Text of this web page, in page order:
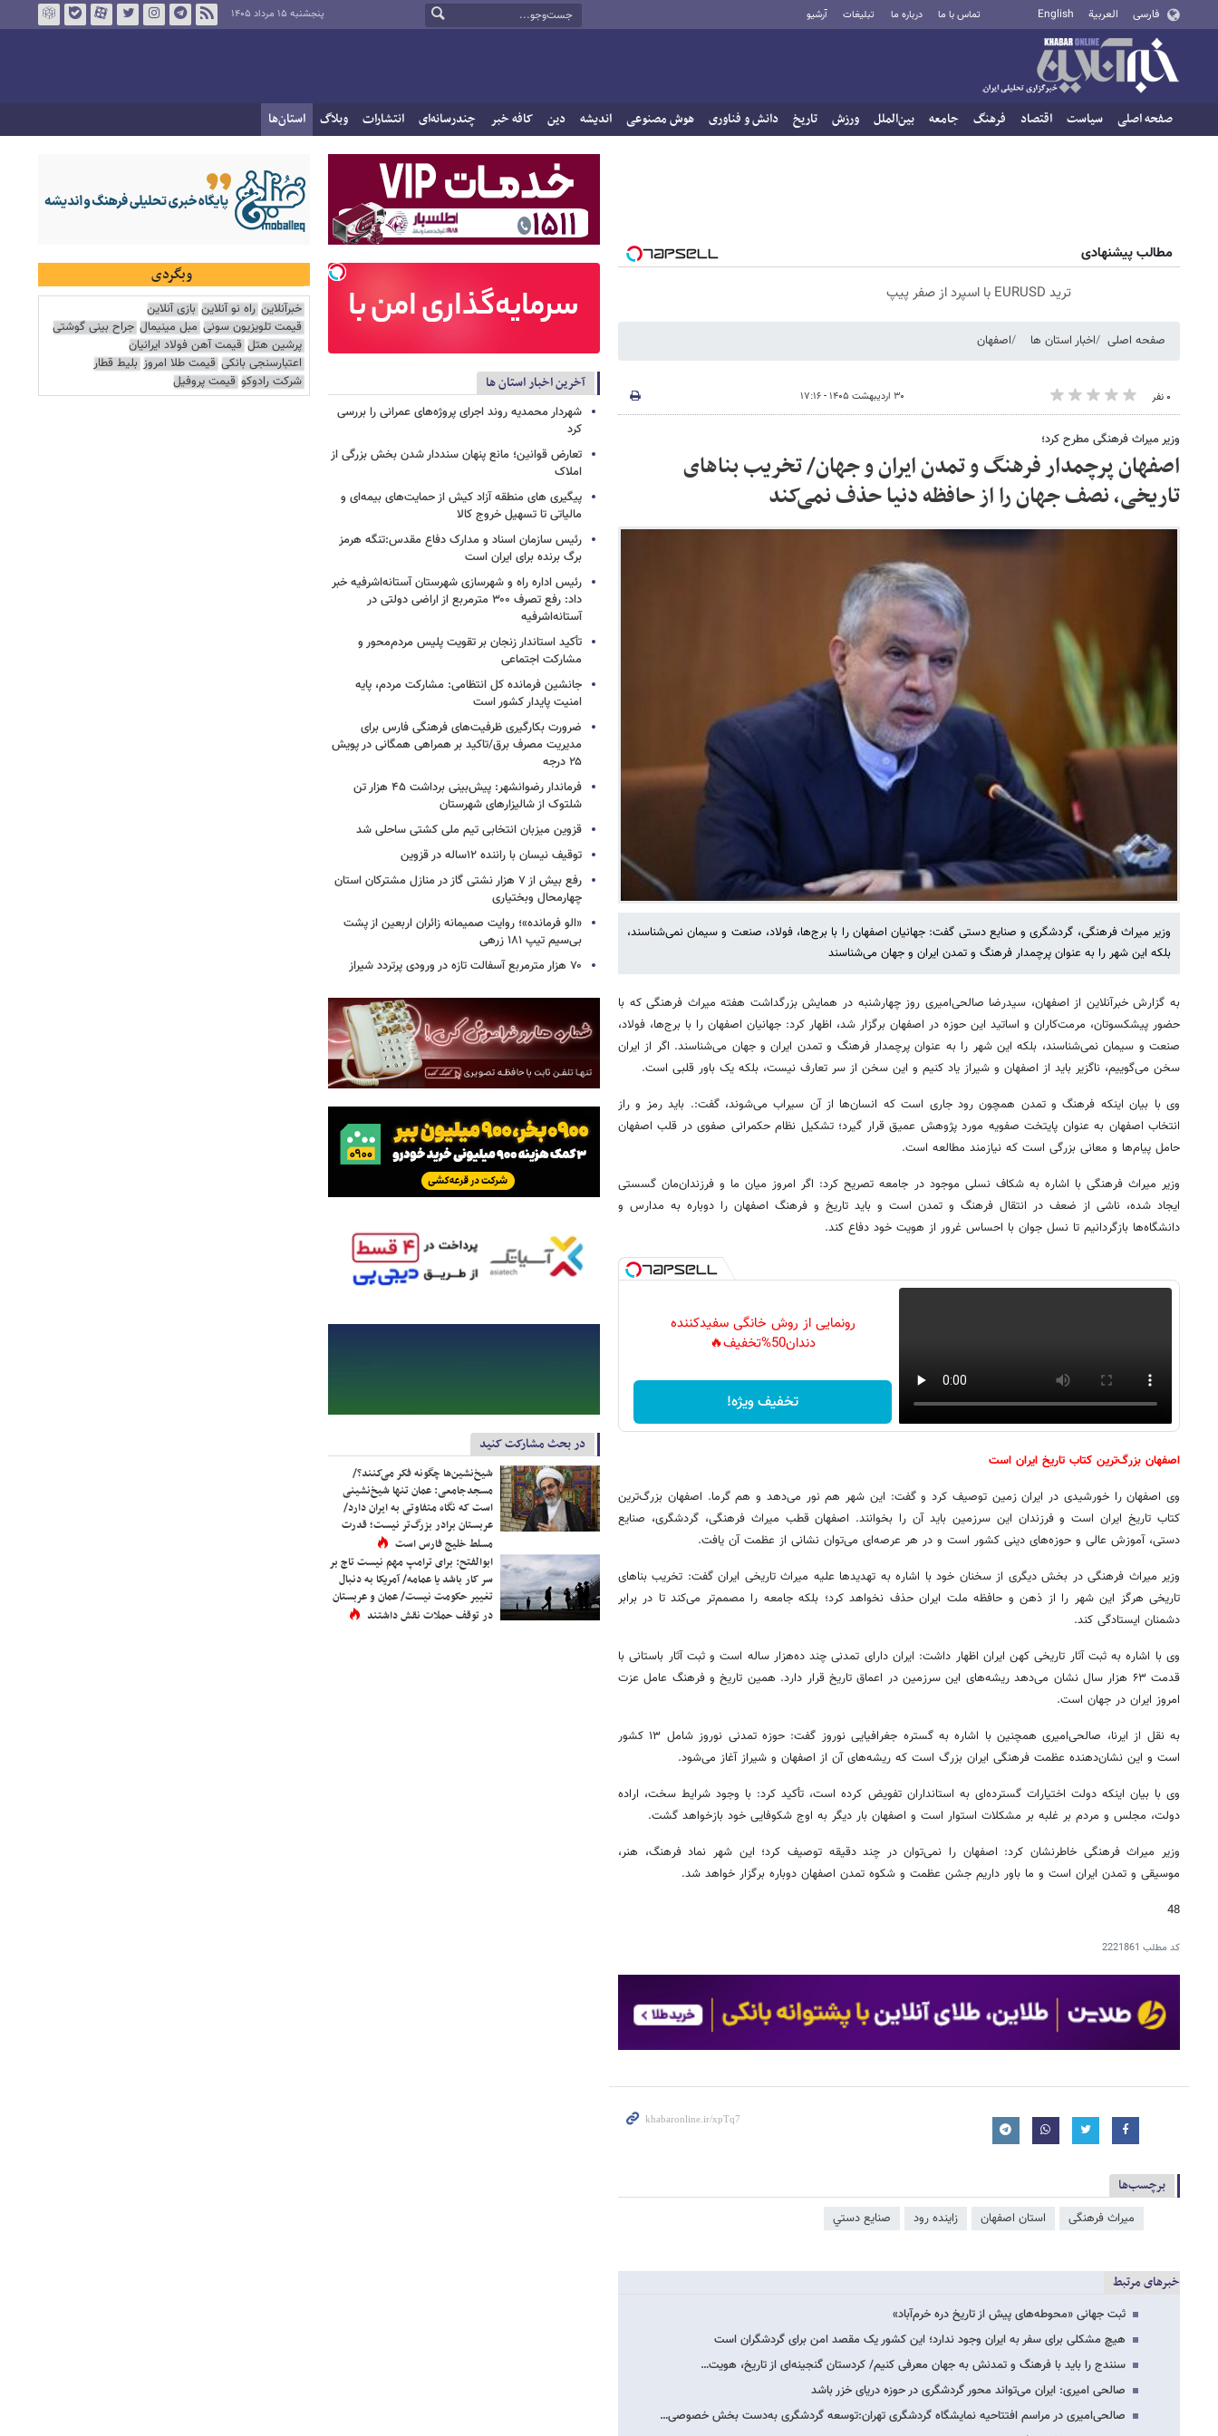
فارسی العربية English تماس با ما درباره ما تبلیغات آرشیو پنجشنبه ۱۵ مرداد ۱۴۰۵
صفحه اصلی سیاست اقتصاد فرهنگ جامعه بین‌الملل ورزش تاریخ دانش و فناوری هوش مصنوعی اندیشه دین کافه خبر چندرسانه‌ای انتشارات وبلاگ استان‌ها
مطالب پیشنهادی
ترید EURUSD با اسپرد از صفر پیپ
صفحه اصلی اخبار استان ها اصفهان
۰ نفر ۳۰ اردیبهشت ۱۴۰۵ - ۱۷:۱۶
وزیر میراث فرهنگی مطرح کرد؛
اصفهان پرچمدار فرهنگ و تمدن ایران و جهان/ تخریب بناهای
تاریخی، نصف جهان را از حافظه دنیا حذف نمی‌کند
وزیر میراث فرهنگی، گردشگری و صنایع دستی گفت: جهانیان اصفهان را با برج‌ها، فولاد، صنعت و سیمان نمی‌شناسند،
بلکه این شهر را به عنوان پرچمدار فرهنگ و تمدن ایران و جهان می‌شناسند
به گزارش خبرآنلاین از اصفهان، سیدرضا صالحی‌امیری روز چهارشنبه در همایش بزرگداشت هفته میراث فرهنگی که با
حضور پیشکسوتان، مرمت‌کاران و اساتید این حوزه در اصفهان برگزار شد، اظهار کرد: جهانیان اصفهان را با برج‌ها، فولاد،
صنعت و سیمان نمی‌شناسند، بلکه این شهر را به عنوان پرچمدار فرهنگ و تمدن ایران و جهان می‌شناسند. اگر از ایران
سخن می‌گوییم، ناگزیر باید از اصفهان و شیراز یاد کنیم و این سخن از سر تعارف نیست، بلکه یک باور قلبی است.
وی با بیان اینکه فرهنگ و تمدن همچون رود جاری است که انسان‌ها از آن سیراب می‌شوند، گفت:. باید رمز و راز
انتخاب اصفهان به عنوان پایتخت صفویه مورد پژوهش عمیق قرار گیرد؛ تشکیل نظام حکمرانی صفوی در قلب اصفهان
حامل پیام‌ها و معانی بزرگی است که نیازمند مطالعه است.
وزیر میراث فرهنگی با اشاره به شکاف نسلی موجود در جامعه تصریح کرد: اگر امروز میان ما و فرزندان‌مان گسستی
ایجاد شده، ناشی از ضعف در انتقال فرهنگ و تمدن است و باید تاریخ و فرهنگ اصفهان را دوباره به مدارس و
دانشگاه‌ها بازگردانیم تا نسل جوان با احساس غرور از هویت خود دفاع کند.
رونمایی از روش خانگی سفیدکننده
دندان50%تخفیف🔥
تخفیف ویژه!
اصفهان بزرگ‌ترین کتاب تاریخ ایران است
وی اصفهان را خورشیدی در ایران زمین توصیف کرد و گفت: این شهر هم نور می‌دهد و هم گرما. اصفهان بزرگ‌ترین
کتاب تاریخ ایران است و فرزندان این سرزمین باید آن را بخوانند. اصفهان قطب میراث فرهنگی، گردشگری، صنایع
دستی، آموزش عالی و حوزه‌های دینی کشور است و در هر عرصه‌ای می‌توان نشانی از عظمت آن یافت.
وزیر میراث فرهنگی در بخش دیگری از سخنان خود با اشاره به تهدیدها علیه میراث تاریخی ایران گفت: تخریب بناهای
تاریخی هرگز این شهر را از ذهن و حافظه ملت ایران حذف نخواهد کرد؛ بلکه جامعه را مصمم‌تر می‌کند تا در برابر
دشمنان ایستادگی کند.
وی با اشاره به ثبت آثار تاریخی کهن ایران اظهار داشت: ایران دارای تمدنی چند ده‌هزار ساله است و ثبت آثار باستانی با
قدمت ۶۳ هزار سال نشان می‌دهد ریشه‌های این سرزمین در اعماق تاریخ قرار دارد. همین تاریخ و فرهنگ عامل عزت
امروز ایران در جهان است.
به نقل از ایرنا، صالحی‌امیری همچنین با اشاره به گستره جغرافیایی نوروز گفت: حوزه تمدنی نوروز شامل ۱۳ کشور
است و این نشان‌دهنده عظمت فرهنگی ایران بزرگ است که ریشه‌های آن از اصفهان و شیراز آغاز می‌شود.
وی با بیان اینکه دولت اختیارات گسترده‌ای به استانداران تفویض کرده است، تأکید کرد: با وجود شرایط سخت، اراده
دولت، مجلس و مردم بر غلبه بر مشکلات استوار است و اصفهان بار دیگر به اوج شکوفایی خود بازخواهد گشت.
وزیر میراث فرهنگی خاطرنشان کرد: اصفهان را نمی‌توان در چند دقیقه توصیف کرد؛ این شهر نماد فرهنگ، هنر،
موسیقی و تمدن ایران است و ما باور داریم جشن عظمت و شکوه تمدن اصفهان دوباره برگزار خواهد شد.
48
کد مطلب 2221861
برچسب‌ها
میراث فرهنگی استان اصفهان زاینده رود صنايع دستي
خبرهای مرتبط
ثبت جهانی «محوطه‌های پیش از تاریخ دره خرم‌آباد»
هیچ مشکلی برای سفر به ایران وجود ندارد؛ این کشور یک مقصد امن برای گردشگران است
سنندج را باید با فرهنگ و تمدنش به جهان معرفی کنیم/ کردستان گنجینه‌ای از تاریخ، هویت…
صالحی امیری: ایران می‌تواند محور گردشگری در حوزه دریای خزر باشد
صالحی‌امیری در مراسم افتتاحیه نمایشگاه گردشگری تهران:توسعه گردشگری به‌دست بخش خصوصی…
آخرین اخبار استان ها
شهردار محمدیه روند اجرای پروژه‌های عمرانی را بررسی
کرد
تعارض قوانین؛ مانع پنهان سنددار شدن بخش بزرگی از
املاک
پیگیری های منطقه آزاد کیش از حمایت‌های بیمه‌ای و
مالیاتی تا تسهیل خروج کالا
رئیس سازمان اسناد و مدارک دفاع مقدس:تنگه هرمز
برگ برنده برای ایران است
رئیس اداره راه و شهرسازی شهرستان آستانه‌اشرفیه خبر
داد: رفع تصرف ۳۰۰ مترمربع از اراضی دولتی در
آستانه‌اشرفیه
تأکید استاندار زنجان بر تقویت پلیس مردم‌محور و
مشارکت اجتماعی
جانشین فرمانده کل انتظامی: مشارکت مردم، پایه
امنیت پایدار کشور است
ضرورت بکارگیری ظرفیت‌های فرهنگی فارس برای
مدیریت مصرف برق/تاکید بر همراهی همگانی در پویش
۲۵ درجه
فرماندار رضوانشهر: پیش‌بینی برداشت ۴۵ هزار تن
شلتوک از شالیزارهای شهرستان
قزوین میزبان انتخابی تیم ملی کشتی ساحلی شد
توقیف نیسان با راننده ۱۲ساله در قزوین
رفع بیش از ۷ هزار نشتی گاز در منازل مشترکان استان
چهارمحال وبختیاری
«الو فرمانده»؛ روایت صمیمانه زائران اربعین از پشت
بی‌سیم تیپ ۱۸۱ زرهی
۷۰ هزار مترمربع آسفالت تازه در ورودی پرتردد شیراز
در بحث مشارکت کنید
شیخ‌نشین‌ها چگونه فکر می‌کنند؟/
مسجدجامعی: عمان تنها شیخ‌نشینی
است که نگاه متفاوتی به ایران دارد/
عربستان برادر بزرگ‌تر نیست؛ قدرت
مسلط خلیج فارس است
ابوالفتح: برای ترامپ مهم نیست تاج بر
سر کار باشد یا عمامه/ آمریکا به دنبال
تغییر حکومت نیست/ عمان و عربستان
در توقف حملات نقش داشتند
وبگردی
خبرآنلاین راه نو آنلاین بازی آنلاین
قیمت تلویزیون سونی مبل مینیمال جراح بینی گوشتی
پرشین هتل قیمت آهن فولاد ایرانیان
اعتبارسنجی بانکی قیمت طلا امروز بلیط قطار
شرکت رادوکو قیمت پروفیل